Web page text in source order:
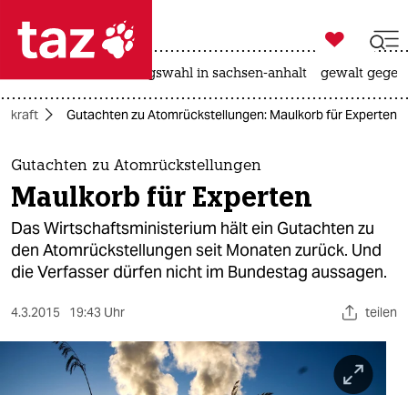
 taz zahl ich
taz zahl ich
themen
politik
öko

taz zahl ich
landtagswahl in sachsen-anhalt gewalt
Gutachten zu Atomrückstellungen: Maulkorb für Experten
Gutachten zu Atomrückstellungen
Maulkorb für Experten
Das Wirtschaftsministerium hält ein Gutachten zu
den Atomrückstellungen seit Monaten zurück. Und
die Verfasser dürfen nicht im Bundestag aussagen.
4.3.2015 19:43 Uhr teilen